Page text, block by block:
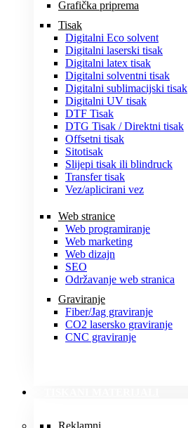
Grafička priprema
Tisak
Digitalni Eco solvent
Digitalni laserski tisak
Digitalni latex tisak
Digitalni solventni tisak
Digitalni sublimacijski tisak
Digitalni UV tisak
DTF Tisak
DTG Tisak / Direktni tisak
Offsetni tisak
Sitotisak
Slijepi tisak ili blindruck
Transfer tisak
Vez/aplicirani vez
Web stranice
Web programiranje
Web marketing
Web dizajn
SEO
Održavanje web stranica
Graviranje
Fiber/Jag graviranje
CO2 lasersko graviranje
CNC graviranje
Reklamni